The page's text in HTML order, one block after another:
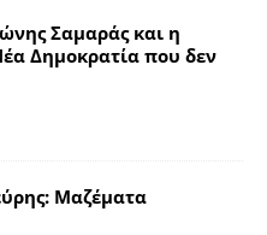
Σαμαράς και η
Δημοκρατία που δεν
Μαζέματα